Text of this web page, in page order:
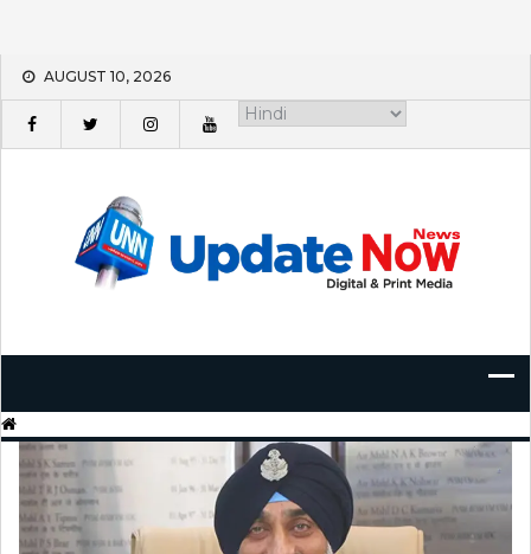
Skip
content
AUGUST 10, 2026